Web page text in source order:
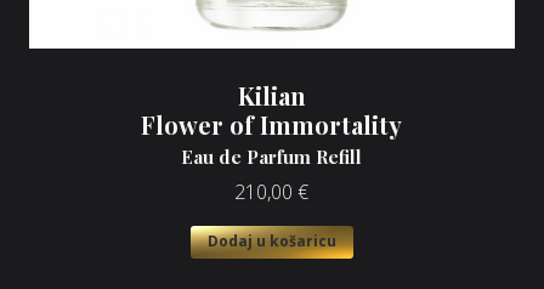
Kilian
Flower of Immortality
Eau de Parfum Refill
210,00 €
Dodaj u košaricu